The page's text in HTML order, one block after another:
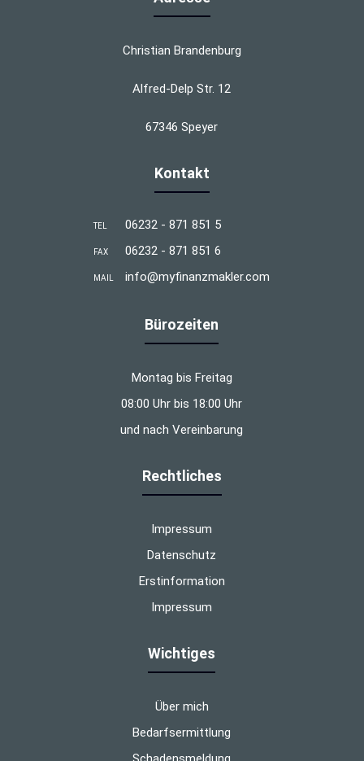
Christian Brandenburg
Alfred-Delp Str. 12
67346 Speyer
Kontakt
TEL 06232 - 871 851 5
FAX 06232 - 871 851 6
MAIL info@myfinanzmakler.com
Bürozeiten
Montag bis Freitag
08:00 Uhr bis 18:00 Uhr
und nach Vereinbarung
Rechtliches
Impressum
Datenschutz
Erstinformation
Impressum
Wichtiges
Über mich
Bedarfsermittlung